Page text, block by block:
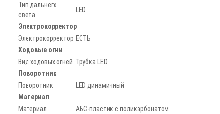
Тип дальнего
света
LED
Электрокорректор
Электрокорректор ЕСТЬ
Ходовые огни
Вид ходовых огней Трубка LED
Поворотник
Поворотник
LED динамичный
Материал
Материал
АБС-пластик с поликарбонатом